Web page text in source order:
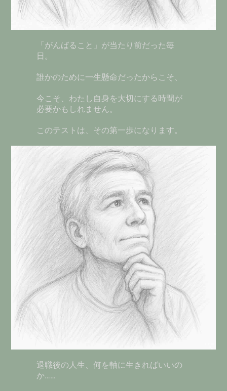
「がんばること」が当たり前だった毎
日。
誰かのために一生懸命だったからこそ、
今こそ、わたし自身を大切にする時間が
必要かもしれません。
このテストは、その第一歩になります。
退職後の人生、何を軸に生きればいいの
か……